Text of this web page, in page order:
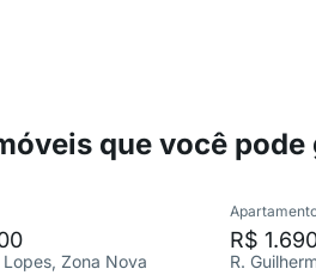
que você pode
Zona Nova
R$
R.